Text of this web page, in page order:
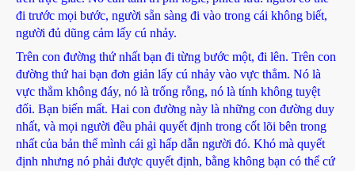
đi trước mọi bước, người sẵn sàng đi vào trong cái không biết,
người đủ dũng cảm lấy cú nhảy.
Trên con đường thứ nhất bạn đi từng bước một, đi lên. Trên con
đường thứ hai bạn đơn giản lấy cú nhảy vào vực thẳm. Nó là
vực thẳm không đáy, nó là trống rỗng, nó là tính không tuyệt
đối. Bạn biến mất. Hai con đường này là những con đường duy
nhất, và mọi người đều phải quyết định trong cốt lõi bên trong
nhất của bản thể mình cái gì hấp dẫn người đó. Khó mà quyết
định nhưng nó phải được quyết định, bằng không bạn có thể cứ